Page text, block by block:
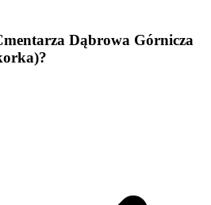
Dąbrowa Górnicza